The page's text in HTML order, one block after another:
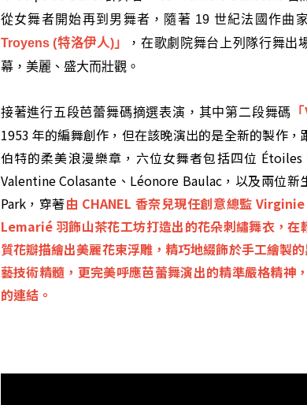
從女舞者開始再到男舞者，隨著 19 世紀法國作曲
Troyens (特洛伊人)」
，在歌劇院舞台上列隊行舞出
幕，美麗、盛大而壯觀。
接著進行五段芭蕾舞碼摘選表演，其中第二段舞碼
1953 年的編舞創作，但在該晚演出的是全新的製作
伯特的柔美浪漫樂章，六位女舞者包括四位
Valentine Colasante、Léonore Baulac，以及兩位
Park，穿著由 CHANEL 香奈兒現任創意總監
Lemarié 羽飾山茶花工坊打造出的花朵刺繡舞衣，
質花瓣描繪出美麗花束浮雕，精巧地綴飾於手工繪製
藝技術精髓，更完美呼應芭蕾舞演出的精準嚴格精神
的連結。